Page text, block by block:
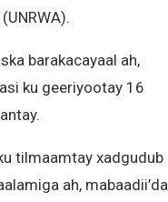
barakacayaal ah,
ku geeriyootay 16
tilmaamtay xadgudub
ah, mabaadii’da